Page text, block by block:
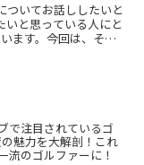
ついてお話ししたいと
いと思っている人にと
ます。今回は、そん
で注目されているゴ
魅力を大解剖！これ
流のゴルファーに！